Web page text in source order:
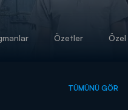
Özetler
TÜMÜNÜ GÖR